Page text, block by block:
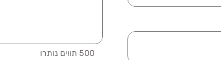
500 תווים נותרו